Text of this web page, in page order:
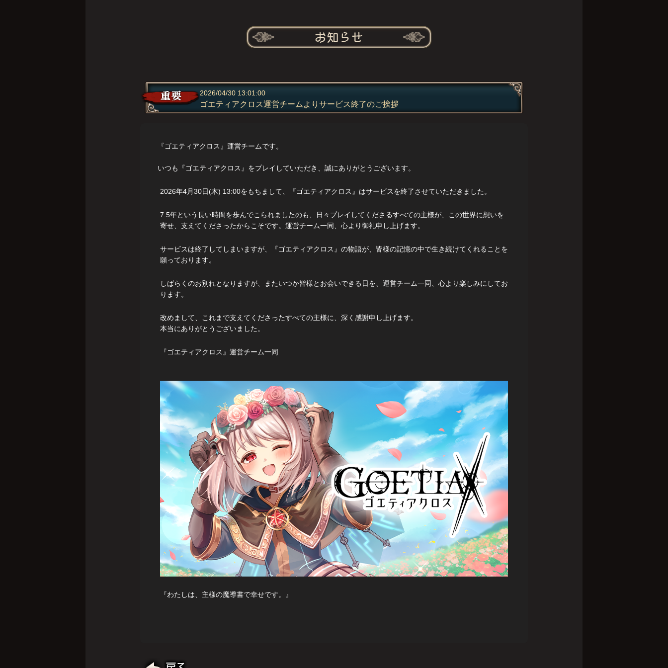
2026/04/30 13:01:00
ゴエティアクロス運営チームよりサービス終了のご挨拶
『ゴエティアクロス』運営チームです。
いつも『ゴエティアクロス』をプレイしていただき、誠にありがとうございます。
2026年4月30日(木) 13:00をもちまして、『ゴエティアクロス』はサービスを終了させていただきました。
7.5年という長い時間を歩んでこられましたのも、日々プレイしてくださるすべての主様が、この世界に想いを
寄せ、支えてくださったからこそです。運営チーム一同、心より御礼申し上げます。
サービスは終了してしまいますが、『ゴエティアクロス』の物語が、皆様の記憶の中で生き続けてくれることを
願っております。
しばらくのお別れとなりますが、またいつか皆様とお会いできる日を、運営チーム一同、心より楽しみにしてお
ります。
改めまして、これまで支えてくださったすべての主様に、深く感謝申し上げます。
本当にありがとうございました。
『ゴエティアクロス』運営チーム一同
『わたしは、主様の魔導書で幸せです。』